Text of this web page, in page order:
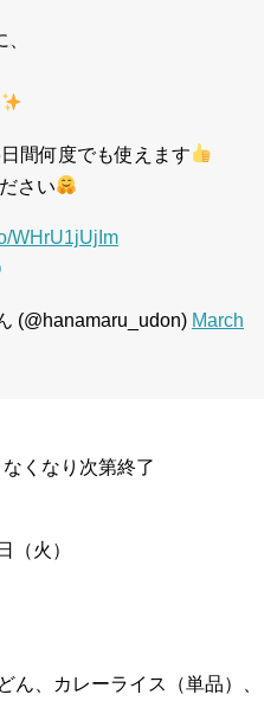
間何度でも使えます
さい
WHrU1jUjIm
(@hanamaru_udon) March
くなり次第終了
（火）
ん、カレーライス（単品）、